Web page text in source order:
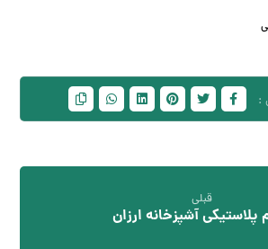
قبلی
پلاستیکی آشپزخانه ارزان